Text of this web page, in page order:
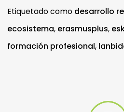
Etiquetado como desarrollo
ecosistema, erasmusplus,
formación profesional,